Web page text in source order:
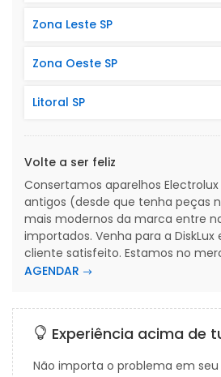
Zona Leste SP
Zona Oeste SP
Litoral SP
Volte a ser feliz
Consertamos aparelhos
antigos (desde que tenha peças
mais modernos da marca entre
importados. Venha para a DiskLux
cliente satisfeito. Estamos no
AGENDAR
Experiência acima de
Não importa o problema em seu